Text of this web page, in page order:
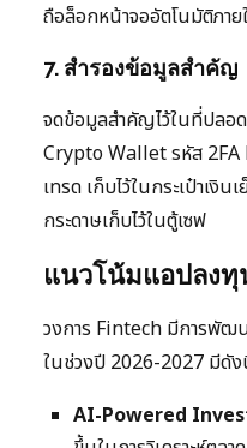
ถือล็อกหน้าจออัตโนมัติภา
7. สำรองข้อมูลสำคัญ
จดข้อมูลสำคัญไว้ในที่ปลอ
Crypto Wallet รหัส
เทรด เก็บไว้ในกระเป๋าเงิ
กระดาษเก็บไว้ในตู้เซฟ
แนวโน้มแอปลง
วงการ Fintech มีการพัฒ
ในช่วงปี 2026-2027 มีดั
AI-Powered